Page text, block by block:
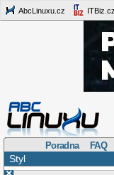
AbcLinuxu.cz ITBiz.cz
Poradna FAQ
Styl